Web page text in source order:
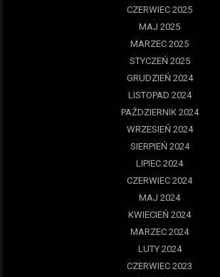
CZERWIEC 2025
MAJ 2025
MARZEC 2025
STYCZEŃ 2025
GRUDZIEŃ 2024
LISTOPAD 2024
PAŹDZIERNIK 2024
WRZESIEŃ 2024
SIERPIEŃ 2024
LIPIEC 2024
CZERWIEC 2024
MAJ 2024
KWIECIEŃ 2024
MARZEC 2024
LUTY 2024
CZERWIEC 2023